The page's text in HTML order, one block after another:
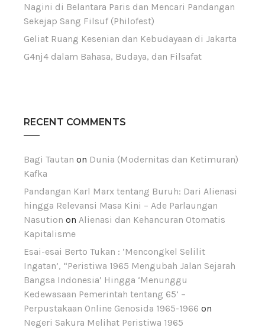
Nagini di Belantara Paris dan Mencari Pandangan
Sekejap Sang Filsuf (Philofest)
Geliat Ruang Kesenian dan Kebudayaan di Jakarta
G4nj4 dalam Bahasa, Budaya, dan Filsafat
RECENT COMMENTS
Bagi Tautan on Dunia (Modernitas dan Ketimuran)
Kafka
Pandangan Karl Marx tentang Buruh: Dari Alienasi
hingga Relevansi Masa Kini – Ade Parlaungan
Nasution on Alienasi dan Kehancuran Otomatis
Kapitalisme
Esai-esai Berto Tukan : ‘Mencongkel Selilit
Ingatan’, “Peristiwa 1965 Mengubah Jalan Sejarah
Bangsa Indonesia’ Hingga ‘Menunggu
Kedewasaan Pemerintah tentang 65’ –
Perpustakaan Online Genosida 1965-1966 on
Negeri Sakura Melihat Peristiwa 1965